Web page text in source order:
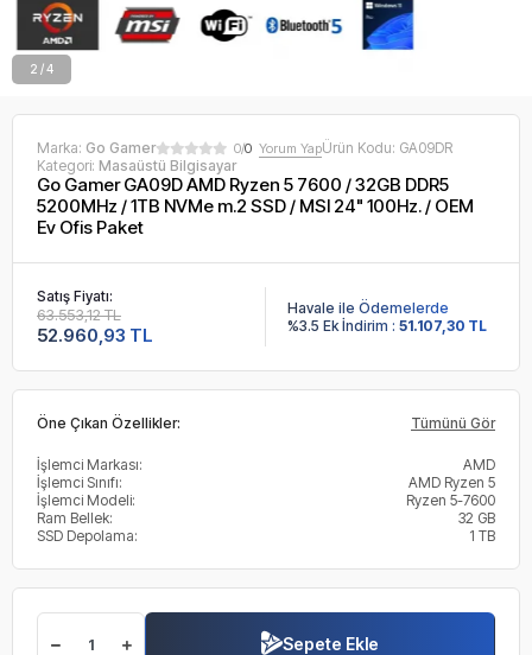
2 / 4
Marka: Go Gamer 0/0 Yorum YapÜrün Kodu: GA09DR
Kategori: Masaüstü Bilgisayar
Go Gamer GA09D AMD Ryzen 5 7600 / 32GB DDR5
5200MHz / 1TB NVMe m.2 SSD / MSI 24" 100Hz. / OEM
Ev Ofis Paket
Satış Fiyatı:
52.960,93 TL
63.553,12 TL
Havale ile Ödemelerde
%3.5 Ek İndirim : 51.107,30 TL
Öne Çıkan Özellikler: Tümünü Gör
İşlemci Markası:
AMD
İşlemci Sınıfı:
AMD Ryzen 5
İşlemci Modeli:
Ryzen 5-7600
Ram Bellek:
32 GB
SSD Depolama:
1 TB
Sepete Ekle